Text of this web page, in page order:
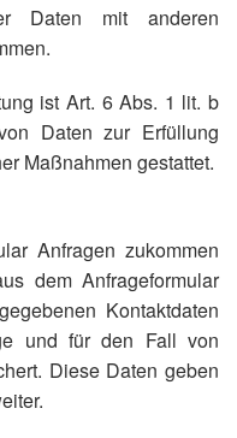
Daten mit anderen
ist Art. 6 Abs. 1 lit. b
Daten zur Erfüllung
Maßnahmen gestattet.
Anfragen zukommen
dem Anfrageformular
Kontaktdaten
und für den Fall von
Diese Daten geben